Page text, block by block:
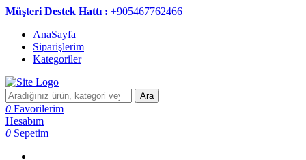
Müşteri Destek Hattı : +905467762466
AnaSayfa
Siparişlerim
Kategoriler
Ara
0 Favorilerim
Hesabım
0 Sepetim